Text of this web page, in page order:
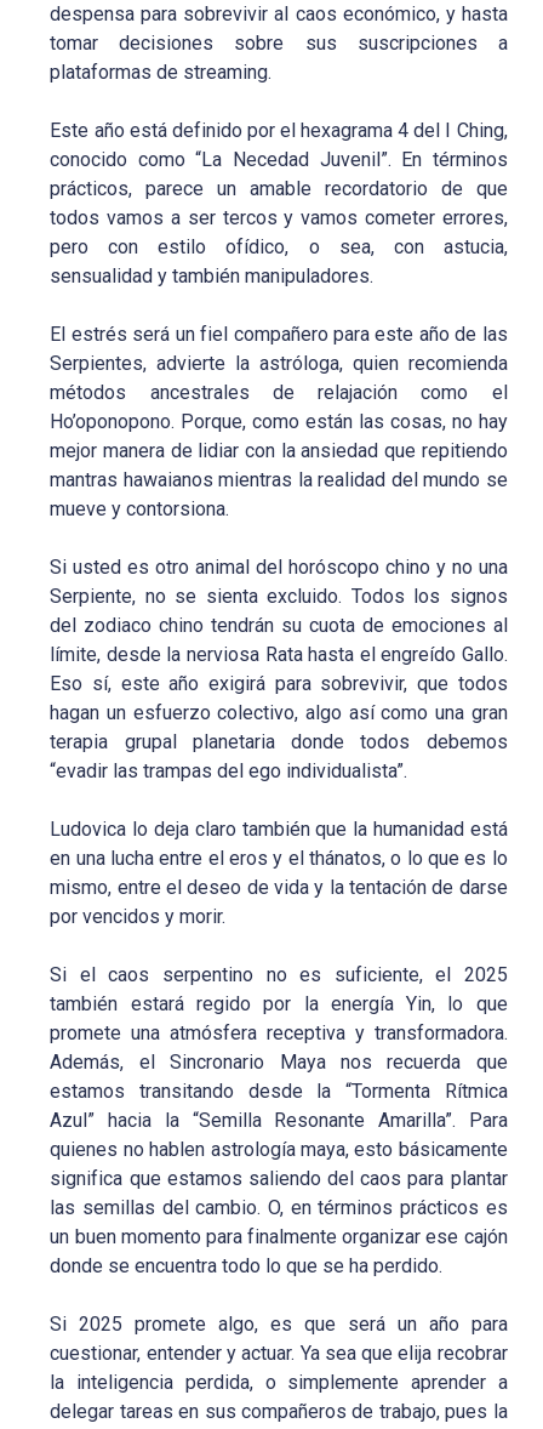
despensa para sobrevivir al caos económico, y hasta
tomar decisiones sobre sus suscripciones a
plataformas de streaming.
Este año está definido por el hexagrama 4 del I Ching,
conocido como “La Necedad Juvenil”. En términos
prácticos, parece un amable recordatorio de que
todos vamos a ser tercos y vamos cometer errores,
pero con estilo ofídico, o sea, con astucia,
sensualidad y también manipuladores.
El estrés será un fiel compañero para este año de las
Serpientes, advierte la astróloga, quien recomienda
métodos ancestrales de relajación como el
Ho’oponopono. Porque, como están las cosas, no hay
mejor manera de lidiar con la ansiedad que repitiendo
mantras hawaianos mientras la realidad del mundo se
mueve y contorsiona.
Si usted es otro animal del horóscopo chino y no una
Serpiente, no se sienta excluido. Todos los signos
del zodiaco chino tendrán su cuota de emociones al
límite, desde la nerviosa Rata hasta el engreído Gallo.
Eso sí, este año exigirá para sobrevivir, que todos
hagan un esfuerzo colectivo, algo así como una gran
terapia grupal planetaria donde todos debemos
“evadir las trampas del ego individualista”.
Ludovica lo deja claro también que la humanidad está
en una lucha entre el eros y el thánatos, o lo que es lo
mismo, entre el deseo de vida y la tentación de darse
por vencidos y morir.
Si el caos serpentino no es suficiente, el 2025
también estará regido por la energía Yin, lo que
promete una atmósfera receptiva y transformadora.
Además, el Sincronario Maya nos recuerda que
estamos transitando desde la “Tormenta Rítmica
Azul” hacia la “Semilla Resonante Amarilla”. Para
quienes no hablen astrología maya, esto básicamente
significa que estamos saliendo del caos para plantar
las semillas del cambio. O, en términos prácticos es
un buen momento para finalmente organizar ese cajón
donde se encuentra todo lo que se ha perdido.
Si 2025 promete algo, es que será un año para
cuestionar, entender y actuar. Ya sea que elija recobrar
la inteligencia perdida, o simplemente aprender a
delegar tareas en sus compañeros de trabajo, pues la